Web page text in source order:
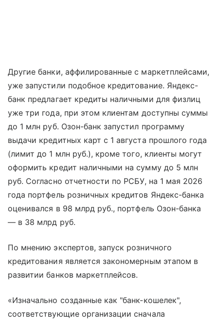
Другие банки, аффилированные с маркетплейсами,
уже запустили подобное кредитование. Яндекс-
банк предлагает кредиты наличными для физлиц
уже три года, при этом клиентам доступны суммы
до 1 млн руб. Озон-банк запустил программу
выдачи кредитных карт с 1 августа прошлого года
(лимит до 1 млн руб.), кроме того, клиенты могут
оформить кредит наличными на сумму до 5 млн
руб. Согласно отчетности по РСБУ, на 1 мая 2026
года портфель розничных кредитов Яндекс-банка
оценивался в 98 млрд руб., портфель Озон-банка
— в 38 млрд руб.
По мнению экспертов, запуск розничного
кредитования является закономерным этапом в
развитии банков маркетплейсов.
«Изначально созданные как "банк-кошелек",
соответствующие организации сначала